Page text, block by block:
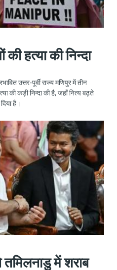
हत्या की निन्दा
उत्तर-पूर्वी राज्य मणिपुर में तीन
की कड़ी निन्दा की है, जहाँ नित्य बढ़ते
है।
में शराब